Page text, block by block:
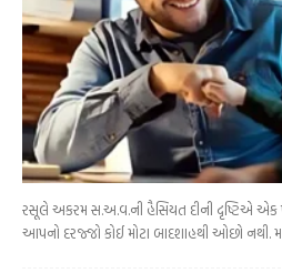
રસૂલે અકરમ સ.અ.વ.ની હૈસિયત દીની દૃષ્ટિએ
આપનો દરજ્જો કોઈ મોટા બાદશાહથી ઓછો